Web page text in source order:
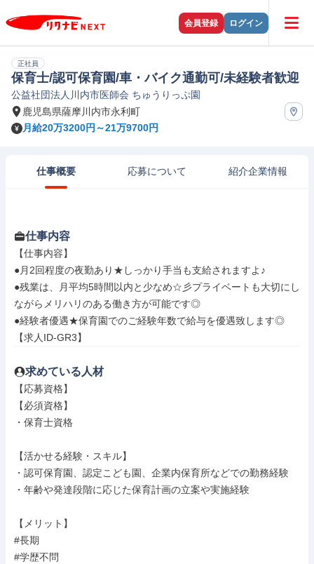
会員登録 ログイン
正社員
保育士/認可保育園/車・バイク通勤可/未経験者歓迎
公益社団法人川内市医師会 ちゅうりっぷ園
鹿児島県薩摩川内市永利町
月給20万3200円～21万9700円
仕事概要 応募について 紹介企業情報
仕事内容
【仕事内容】
●月2回程度の夜勤あり★しっかり手当も支給されますよ♪
●残業は、月平均5時間以内と少なめ☆彡プライベートも大切にし
ながらメリハリのある働き方が可能です◎
●経験者優遇★保育園でのご経験年数で給与を優遇致します◎
【求人ID-GR3】
求めている人材
【応募資格】
【必須資格】
・保育士資格
【活かせる経験・スキル】
・認可保育園、認定こども園、企業内保育所などでの勤務経験
・年齢や発達段階に応じた保育計画の立案や実施経験
【メリット】
#長期
#学歴不問